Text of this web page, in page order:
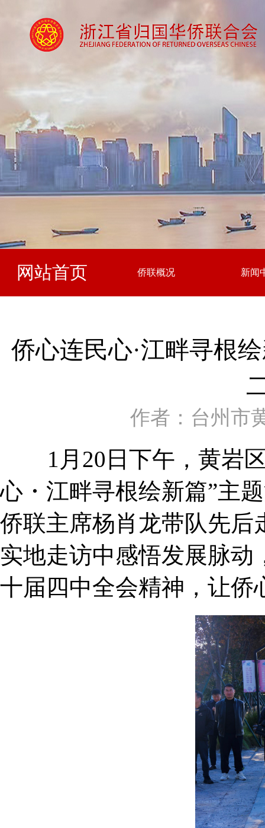
网站首页 侨联概况 新闻
侨心连民心·江畔寻根
作者：台州市
1月20日下午，黄岩区
心・江畔寻根绘新篇”主
侨联主席杨肖龙带队先后
实地走访中感悟发展脉
十届四中全会精神，让侨